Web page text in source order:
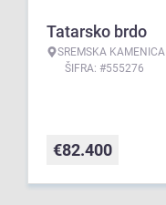
Tatarsko brdo
SREMSKA KAMENICA
ŠIFRA: #555276
€82.400